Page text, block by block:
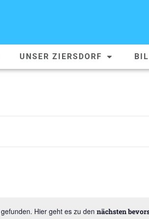
UNSER ZIERSDORF
Hier geht es zu den nächsten